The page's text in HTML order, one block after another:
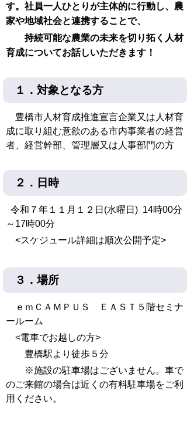
す。社員一人ひとりが主体的に行動し、農
家や地域社会と連携することで、
持続可能な農業の未来を切り拓く人材
育成についてお話しいただきます！
１．対象となる方
豊橋市人材育成推進宣言企業又は 人材育
成に取り組む意欲のある市内事業者の経営
者、経営幹部、管理層又は人事部門の方
２．日時
令和７年１１月１２日(水曜日) 14時00分
～17時00分
<スケジュール詳細は順次公開予定>
３．場所
ｅｍＣＡＭＰＵＳ ＥＡＳＴ５階セミナ
ールーム
<電車でお越しの方>
豊橋駅より徒歩５分
※施設の駐車場はございません。車で
のご来館の場合は近くの有料駐車場をご利
用ください。